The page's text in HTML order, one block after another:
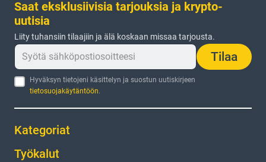
Saat eksklusiivisia tarjouksia ja krypto-
uutisia
Liity tuhansiin tilaajiin ja älä koskaan missaa tarjousta.
Tilaa
Hyväksyn tietojeni käsittelyn ja suostun uutiskirjeen
tietosuojakäytäntöön.
Kategoriat
Työkalut